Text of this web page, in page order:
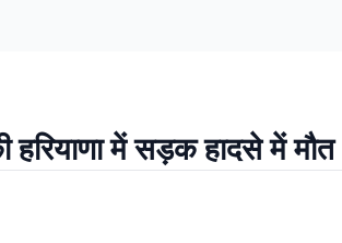
में सड़क हादसे में मौत